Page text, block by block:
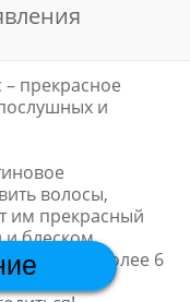
прекрасное
и
волосы,
им прекрасный
и блеском.
работы более 6